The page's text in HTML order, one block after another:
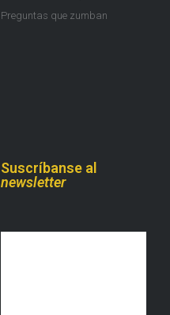
Preguntas que zumban
Suscríbanse al
newsletter